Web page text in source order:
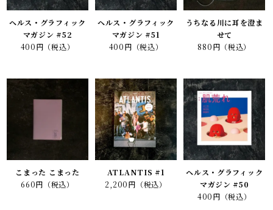
ヘルス・グラフィック
マガジン #52
400円（税込）
ヘルス・グラフィック
マガジン #51
400円（税込）
うちなる川に耳を澄ま
せて
880円（税込）
こまった こまった
660円（税込）
ATLANTIS #1
2,200円（税込）
ヘルス・グラフィック
マガジン #50
400円（税込）